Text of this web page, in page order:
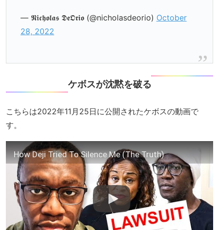
— 𝕹𝖎𝖈𝖍𝖔𝖑𝖆𝖘 𝕯𝖊𝕺𝖗𝖎𝖔 (@nicholasdeorio) October
28, 2022
ケボスが沈黙を破る
こちらは2022年11月25日に公開されたケボスの動画で
す。
How Deji Tried To Silence Me (The Truth)